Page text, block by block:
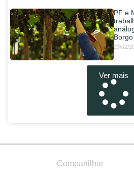
PF e
Borgo
23/02/
Ver mais
Compartilhar